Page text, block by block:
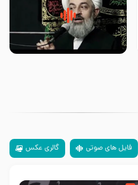
زیارتی که اسباب رزق زیاد و عمر
طولانی است حجت السلام حسین
فایل های صوتی گالری عکس